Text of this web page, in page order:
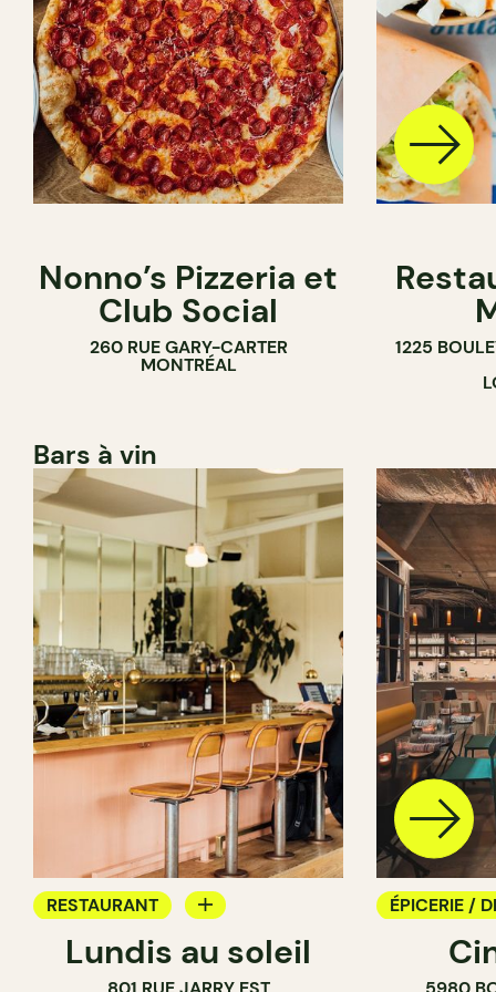
Nonno’s Pizzeria et
Club Social
260 RUE GARY-CARTER
MONTRÉAL
1225
Bars à vin
RESTAURANT
BAR À VIN
Lundis au soleil
ÉPICERIE /
COMPTOIR